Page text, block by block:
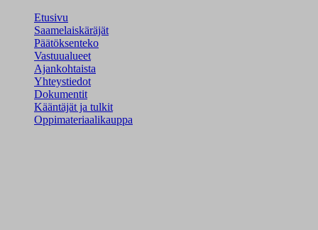
Etusivu
Saamelaiskäräjät
Päätöksenteko
Vastuualueet
Ajankohtaista
Yhteystiedot
Dokumentit
Kääntäjät ja tulkit
Oppimateriaalikauppa